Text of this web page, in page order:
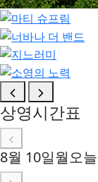
상영시간표
8월 10일월오늘